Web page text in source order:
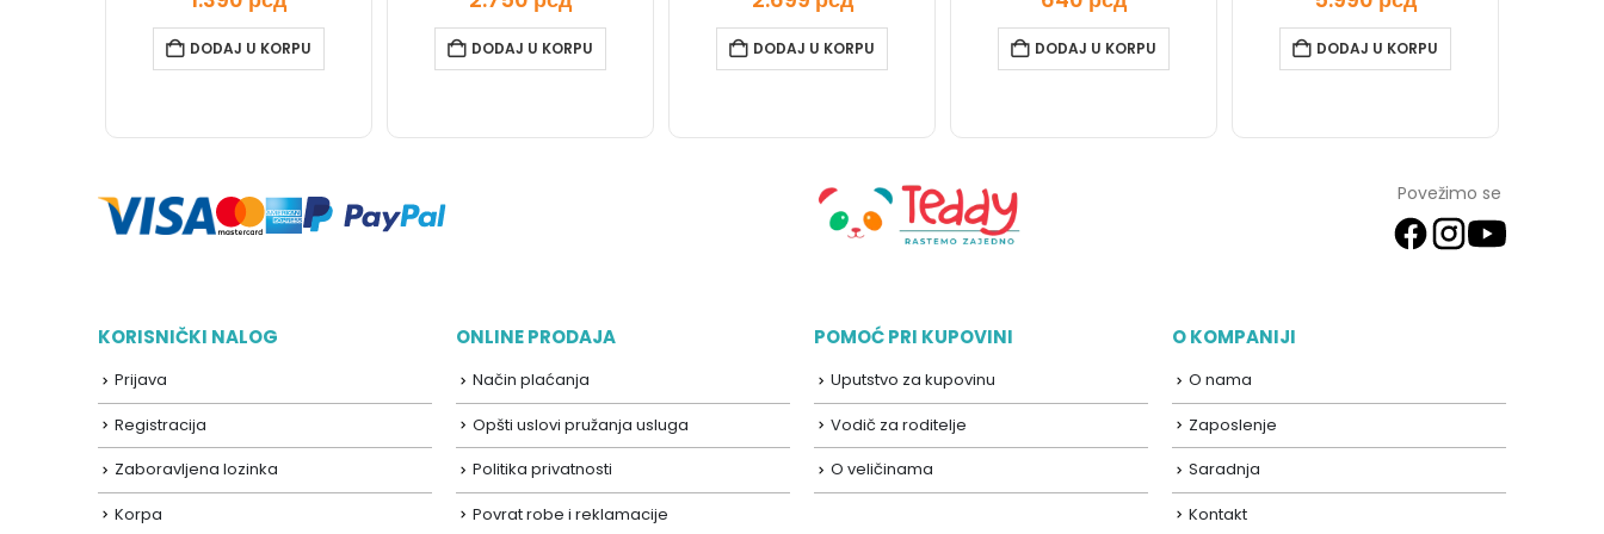
DODAJ U KORPU DODAJ U KORPU DODAJ U KORPU DODAJ U KORPU DODAJ U KORPU
Povežimo se
KORISNIČKI NALOG
Prijava
Registracija
Zaboravljena lozinka
Korpa
ONLINE PRODAJA
Način plaćanja
Opšti uslovi pružanja usluga
Politika privatnosti
Povrat robe i reklamacije
POMOĆ PRI KUPOVINI
Uputstvo za kupovinu
Vodič za roditelje
O veličinama
O KOMPANIJI
O nama
Zaposlenje
Saradnja
Kontakt